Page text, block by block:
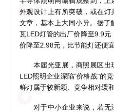
外观设计上有所突破，或在
文章，基本上大同小异。据了
瓦LED灯管的出厂价降至9.9
价降至2.98元，比节能灯还便宜
本届光亚展，商照展区出
LED照明企业深陷"价格战"的
鲜灯属于较新颖、竞争相对缓
对于中小企业来说，若无